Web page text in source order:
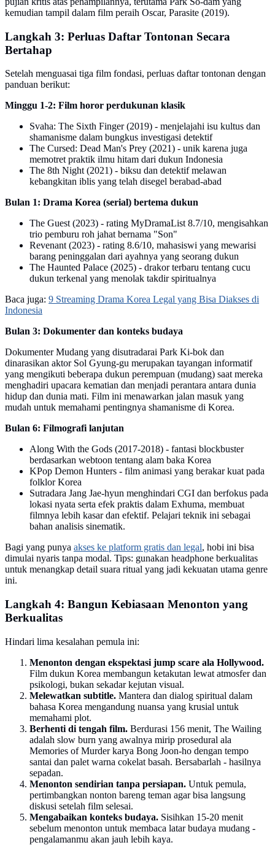
kemudian tampil dalam film peraih Oscar, Parasite (2019).
Langkah 3: Perluas Daftar Tontonan Secara
Bertahap
Setelah menguasai tiga film fondasi, perluas daftar tontonan dengan
panduan berikut:
Minggu 1-2: Film horor perdukunan klasik
Svaha: The Sixth Finger (2019) - menjelajahi isu kultus dan
shamanisme dalam bungkus investigasi detektif
The Cursed: Dead Man's Prey (2021) - unik karena juga
memotret praktik ilmu hitam dari dukun Indonesia
The 8th Night (2021) - biksu dan detektif melawan
kebangkitan iblis yang telah disegel berabad-abad
Bulan 1: Drama Korea (serial) bertema dukun
The Guest (2023) - rating MyDramaList 8.7/10, mengisahkan
trio pemburu roh jahat bernama "Son"
Revenant (2023) - rating 8.6/10, mahasiswi yang mewarisi
barang peninggalan dari ayahnya yang seorang dukun
The Haunted Palace (2025) - drakor terbaru tentang cucu
dukun terkenal yang menolak takdir spiritualnya
Baca juga: 9 Streaming Drama Korea Legal yang Bisa Diakses di
Indonesia
Bulan 3: Dokumenter dan konteks budaya
Dokumenter Mudang yang disutradarai Park Ki-bok dan
dinarasikan aktor Sol Gyung-gu merupakan tayangan informatif
yang mengikuti beberapa dukun perempuan (mudang) saat mereka
menghadiri upacara kematian dan menjadi perantara antara dunia
hidup dan dunia mati. Film ini menawarkan jalan masuk yang
mudah untuk memahami pentingnya shamanisme di Korea.
Bulan 6: Filmografi lanjutan
Along With the Gods (2017-2018) - fantasi blockbuster
berdasarkan webtoon tentang alam baka Korea
KPop Demon Hunters - film animasi yang berakar kuat pada
folklor Korea
Sutradara Jang Jae-hyun menghindari CGI dan berfokus pada
lokasi nyata serta efek praktis dalam Exhuma, membuat
filmnya lebih kasar dan efektif. Pelajari teknik ini sebagai
bahan analisis sinematik.
Bagi yang punya akses ke platform gratis dan legal, hobi ini bisa
dimulai nyaris tanpa modal. Tips: gunakan headphone berkualitas
untuk menangkap detail suara ritual yang jadi kekuatan utama genre
ini.
Langkah 4: Bangun Kebiasaan Menonton yang
Berkualitas
Hindari lima kesalahan pemula ini:
Menonton dengan ekspektasi jump scare ala Hollywood.
Film dukun Korea membangun ketakutan lewat atmosfer dan
psikologi, bukan sekadar kejutan visual.
Melewatkan subtitle. Mantera dan dialog spiritual dalam
bahasa Korea mengandung nuansa yang krusial untuk
memahami plot.
Berhenti di tengah film. Berdurasi 156 menit, The Wailing
adalah slow burn yang awalnya mirip prosedural ala
Memories of Murder karya Bong Joon-ho dengan tempo
santai dan palet warna cokelat basah. Bersabarlah - hasilnya
sepadan.
Menonton sendirian tanpa persiapan. Untuk pemula,
pertimbangkan nonton bareng teman agar bisa langsung
diskusi setelah film selesai.
Mengabaikan konteks budaya. Sisihkan 15-20 menit
sebelum menonton untuk membaca latar budaya mudang -
pengalamanmu akan jauh lebih kaya.